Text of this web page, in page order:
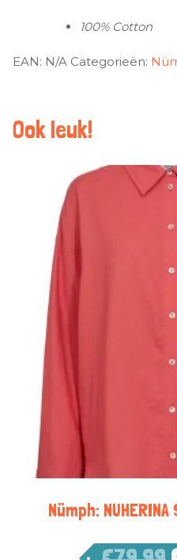
100% Cotton
EAN: N/A Categorieën:
Ook leuk!
Nümph: